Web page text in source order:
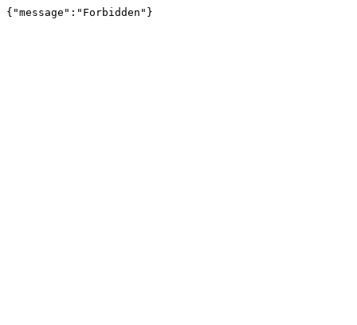
{"message":"Forbidden"}